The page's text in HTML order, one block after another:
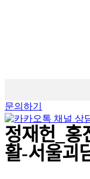
문의하기
활-